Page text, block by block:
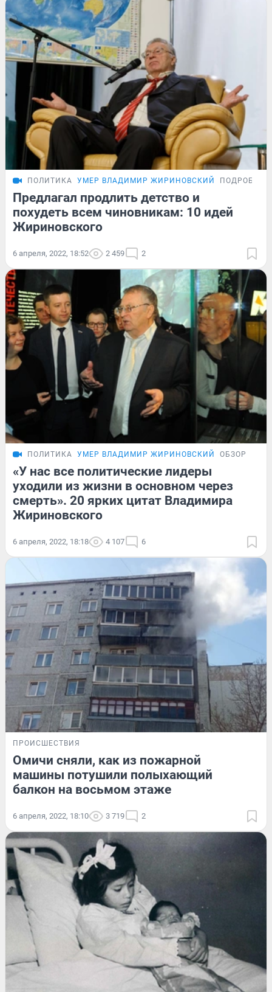
ПОЛИТИКА УМЕР ВЛАДИМИР ЖИРИНОВСКИЙ
Предлагал продлить детство и
похудеть всем чиновникам: 10 идей
Жириновского
6 апреля, 2022, 18:52 2 459 2
ПОЛИТИКА УМЕР ВЛАДИМИР ЖИРИНОВСКИЙ ОБЗОР
«У нас все политические лидеры
уходили из жизни в основном через
смерть». 20 ярких цитат Владимира
Жириновского
6 апреля, 2022, 18:18 4 107 6
ПРОИСШЕСТВИЯ
Омичи сняли, как из пожарной
машины потушили полыхающий
балкон на восьмом этаже
6 апреля, 2022, 18:10 3 719 2